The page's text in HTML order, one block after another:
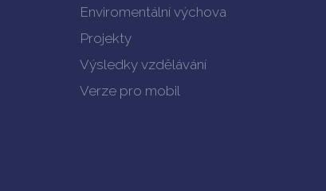
Enviromentální výchova
Projekty
Výsledky vzdělávání
Verze pro mobil